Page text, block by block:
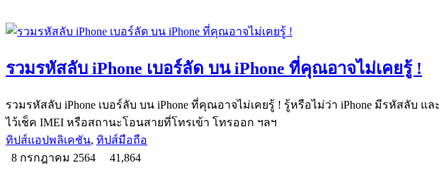
รวมรหัสลับ iPhone เบอร์ลัด บน iPhone ที่คุณอาจไม่เคยรู้ !
รวมรหัสลับ iPhone เบอร์ลับ บน iPhone ที่คุณอาจไม่เคยรู้ ! รู้หรือไม่ว่า iPhone มีรหัสลับ แล
ไว้เช็ค IMEI หรือสถานะโอนสายที่โทรเข้า โทรออก ฯลฯ
ทิปส์แอปพลิเคชัน, ทิปส์มือถือ
8 กรกฎาคม 2564
41,864